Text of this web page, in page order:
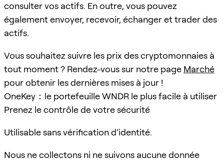
consulter vos actifs. En outre, vous pouvez
également envoyer, recevoir, échanger et trader des
actifs.
Vous souhaitez suivre les prix des cryptomonnaies à
tout moment ? Rendez-vous sur notre page Marché
pour obtenir les dernières mises à jour !
OneKey：le portefeuille WNDR le plus facile à utiliser
Prenez le contrôle de votre sécurité
Utilisable sans vérification d’identité.
Nous ne collectons ni ne suivons aucune donnée